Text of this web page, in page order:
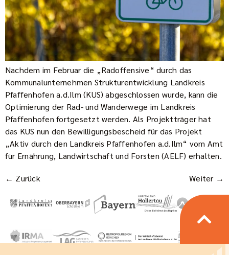
Nachdem im Februar die „Radoffensive“ durch das
Kommunalunternehmen Strukturentwicklung Landkreis
Pfaffenhofen a.d.Ilm (KUS) abgeschlossen wurde, kann die
Optimierung der Rad- und Wanderwege im Landkreis
Pfaffenhofen fortgesetzt werden. Als Projektträger hat
das KUS nun den Bewilligungsbescheid für das Projekt
„Aktiv durch den Landkreis Pfaffenhofen a.d.Ilm“ vom Amt
für Ernährung, Landwirtschaft und Forsten (AELF) erhalten.
← Zurück Weiter →